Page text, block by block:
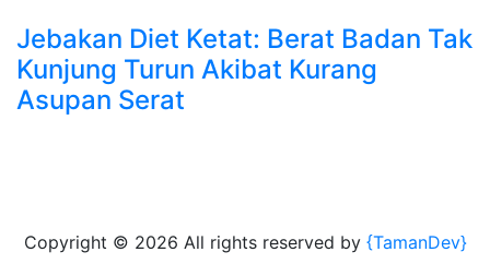
Jebakan Diet Ketat: Berat Badan Tak
Kunjung Turun Akibat Kurang
Asupan Serat
Copyright © 2026 All rights reserved by {TamanDev}